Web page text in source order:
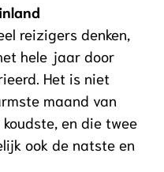
reizigers denken,
hele jaar door
Het is niet
maand van
en die twee
ook de natste en